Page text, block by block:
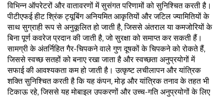
विभिन्न ऑपरेटरों और वातावरणों में सुसंगत परिणामों को सुनिश्चित करती है।
पीटीएफई हीट श्रिंक ट्यूबिंग अनियमित आकृतियों और जटिल ज्यामितियों के
साथ सुग्राही रूप से अनुकूलित हो जाती है, जिससे अंतराल या कमजोरियों के
बिना पूर्ण कवरेज प्रदान की जाती है, जो सुरक्षा को समाप्त कर सकती हैं।
सामग्री के अंतर्निहित गैर-चिपकने वाले गुण दूषकों के चिपकने को रोकते हैं,
जिससे स्वच्छ सतहों को बनाए रखा जाता है और स्वच्छता अनुप्रयोगों में
सफाई की आवश्यकता कम हो जाती है। उत्कृष्ट लचीलापन और यांत्रिक
शक्ति सुनिश्चित करती है कि यह कंपन, मोड़ और यांत्रिक तनाव के तहत भी
टिकाऊ रहे, जिससे यह मोबाइल उपकरणों और उच्च-गति अनुप्रयोगों के लिए